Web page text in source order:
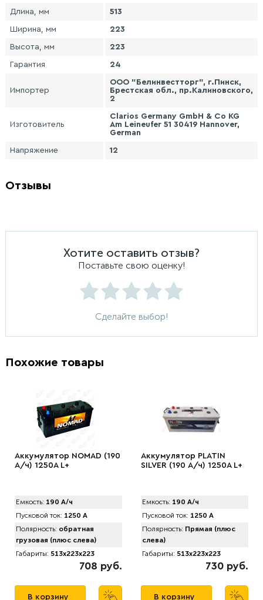
Длина, мм 513
Ширина, мм 223
Высота, мм 223
Гарантия 24
Импортер
ООО "Белинвестторг", г.Пинск,
Брестская обл., пр.Калиновского,
2
Изготовитель
Clarios Germany GmbH & Co KG
Am Leineufer 51 30419 Hannover,
German
Напряжение 12
Отзывы
Хотите оставить отзыв?
Поставьте свою оценку!
Сделайте выбор!
Похожие товары
Аккумулятор NOMAD (190
А/ч) 1250A L+
Емкость: 190 А/ч
Пусковой ток: 1250 А
Полярность: обратная
грузовая (плюс слева)
Габариты: 513x223x223
708 руб.
В корзину
Аккумулятор PLATIN
SILVER (190 А/ч) 1250A L+
Емкость: 190 А/ч
Пусковой ток: 1250 А
Полярность: Прямая (плюс
слева)
Габариты: 513x223x223
730 руб.
В корзину